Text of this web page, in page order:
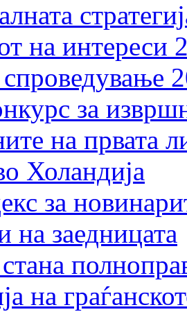
на интереси
спроведување
за
на првата
Холандија
за
на заедницата
на